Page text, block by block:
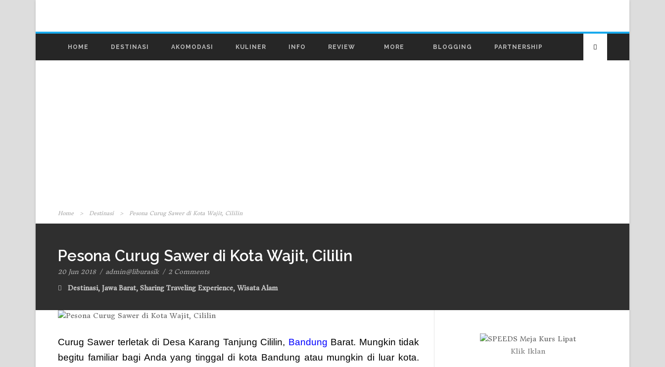
HOME DESTINASI AKOMODASI KULINER INFO REVIEW MORE BLOGGING PARTNERSHIP
Home > Destinasi > Pesona Curug Sawer di Kota Wajit, Cililin
Pesona Curug Sawer di Kota Wajit, Cililin
20 Jun 2018 / admin@liburasik / 2 Comments
Destinasi, Jawa Barat, Sharing Traveling Experience, Wisata Alam
Curug Sawer terletak di Desa Karang Tanjung Cililin, Bandung Barat. Mungkin tidak
begitu familiar bagi Anda yang tinggal di kota Bandung atau mungkin di luar kota.
Klik Iklan